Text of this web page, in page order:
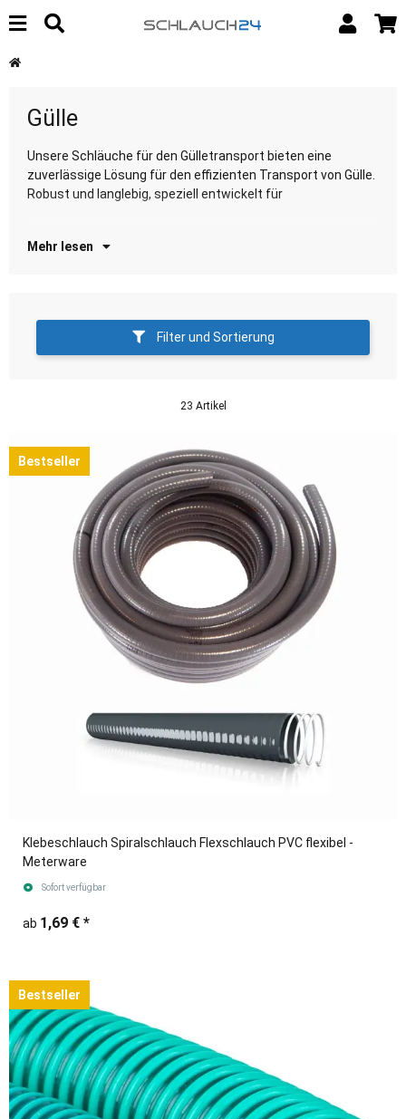
Gülle
Unsere Schläuche für den Gülletransport bieten eine
zuverlässige Lösung für den effizienten Transport von Gülle.
Robust und langlebig, speziell entwickelt für
landwirtschaftliche Anwendungen. Entdecken Sie jetzt
Mehr lesen
Filter und Sortierung
23 Artikel
Bestseller
Klebeschlauch Spiralschlauch Flexschlauch PVC flexibel -
Meterware
Sofort verfügbar
ab 1,69 € *
Bestseller